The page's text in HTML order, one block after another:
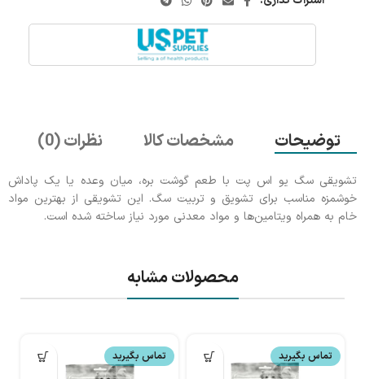
توضیحات مشخصات کالا نظرات (0)
تشویقی سگ یو اس پت با طعم گوشت بره، میان وعده‌ یا یک پاداش
خوشمزه مناسب برای تشویق و تربیت سگ. این تشویقی از بهترین مواد
خام به همراه ویتامین‌ها و مواد معدنی مورد نیاز ساخته شده است.
محصولات مشابه
تماس بگیرید تماس بگیرید